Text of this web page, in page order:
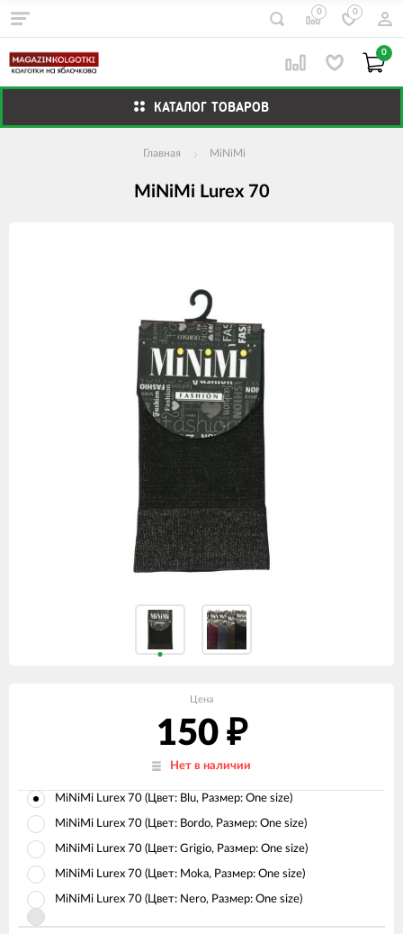
0 0
0
КАТАЛОГ ТОВАРОВ
Главная MiNiMi
MiNiMi Lurex 70
Цена
150 ₽
Нет в наличии
MiNiMi Lurex 70 (Цвет: Blu, Размер: One size)
MiNiMi Lurex 70 (Цвет: Bordo, Размер: One size)
MiNiMi Lurex 70 (Цвет: Grigio, Размер: One size)
MiNiMi Lurex 70 (Цвет: Moka, Размер: One size)
MiNiMi Lurex 70 (Цвет: Nero, Размер: One size)